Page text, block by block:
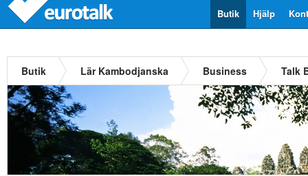
Hjälp
Butik
Butik Lär Kambodjanska Business Talk